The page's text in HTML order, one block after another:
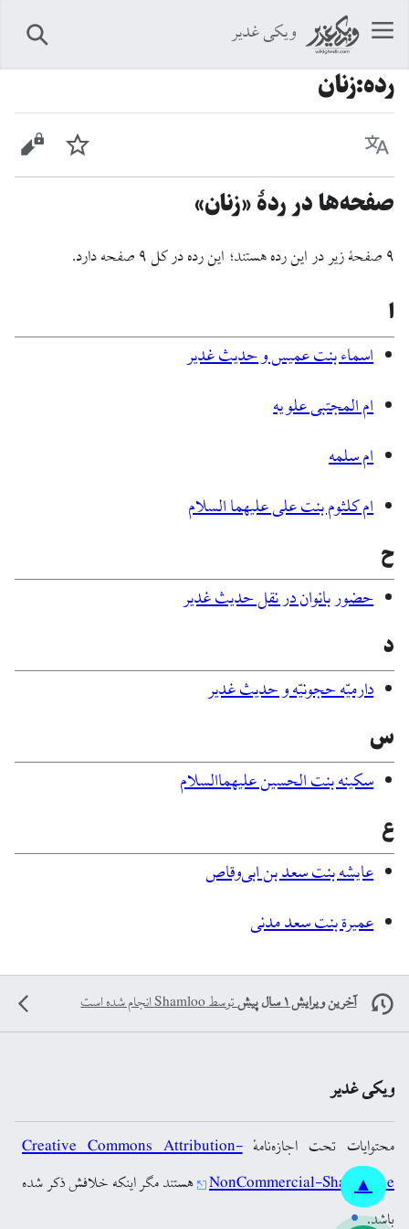
ویکی غدیر
رده:زنان
زبان پیگیری
صفحه‌ها در ردهٔ «زنان»
۹ صفحۀ زیر در این رده هستند؛ این رده در کل ۹ صفحه دارد.
ا
اسماء بنت عمیس و حدیث غدیر
ام المجتبی علویه
ام سلمه
ام کلثوم بنت علی علیهما السلام
ح
حضور بانوان در نقل حديث غدير
د
دارمیّه حجونیّه و حدیث غدیر
س
سکینه بنت الحسین علیهماالسلام
ع
عایشه بنت سعد بن ابی‌وقاص
عمیرة بنت سعد مدنی
▲
آخرین ویرایش ۱ سال پیش توسطShamlooانجام شده است
ویکی غدیر
محتوایات تحت اجازه‌نامهٔCreative Commons Attribution-
NonCommercial-ShareAlike هستند مگر اینکه خلافش ذکر شده
باشد.